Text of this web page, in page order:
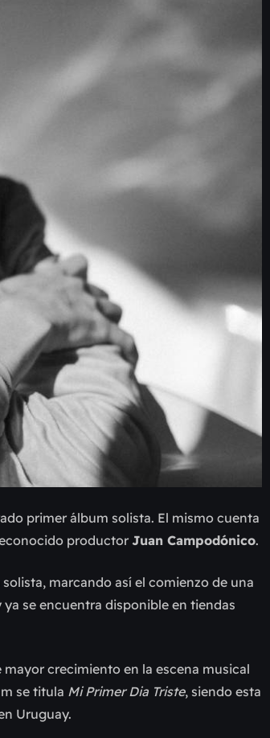
primer álbum solista. El mismo cuenta
productor Juan Campodónico.
marcando así el comienzo de una
se encuentra disponible en tiendas
crecimiento en la escena musical
se titula Mi Primer Dia Triste, siendo esta
Uruguay.